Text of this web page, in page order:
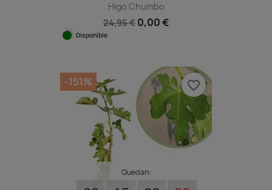
Higo Chumbo
24,95 € 0,00 €
Disponible
Quedan:
-151% favorite_border